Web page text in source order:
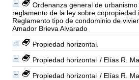
Ordenanza general de
reglamento de la ley sobre copropiedad
Reglamento tipo de condominio de
Amador Brieva Alvarado
Propiedad horizontal.
Propiedad horizontal / Elías R.
Propiedad horizontal / Elías R.